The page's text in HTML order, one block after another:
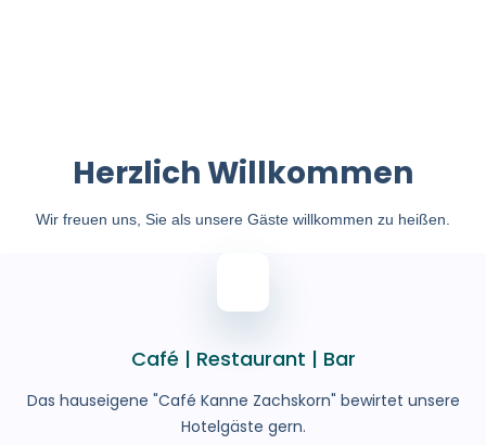
Herzlich Willkommen
Wir freuen uns, Sie als unsere Gäste willkommen zu heißen.
Café | Restaurant | Bar
Das hauseigene "Café Kanne Zachskorn" bewirtet unsere
Hotelgäste gern.